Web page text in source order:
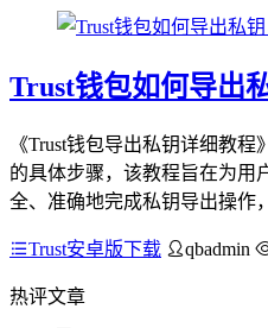
Trust钱包如何导出
《Trust钱包导出私钥详细教
的具体步骤，该教程旨在为用
全、准确地完成私钥导出操作
Trust安卓版下载 qbadmin
热评文章